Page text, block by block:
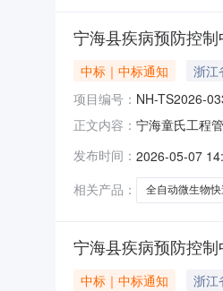
宁海县疾病预防控
中标｜中标通知 浙江
项目编号： NH-TS2026-
正文内容： 宁海童氏工程
量中标价中标
标过程和成交结
发布时间： 2026-05-07
相关产品：
全自动微生物
宁海县疾病预防控
中标｜中标通知 浙江